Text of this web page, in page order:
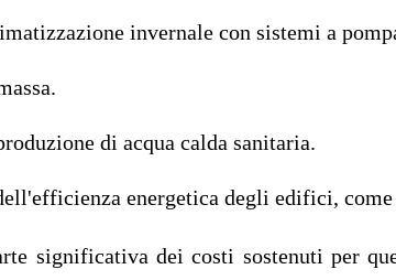
invernale con sistemi a
di acqua calda sanitaria.
energetica degli edifici,
significativa dei costi sostenuti per